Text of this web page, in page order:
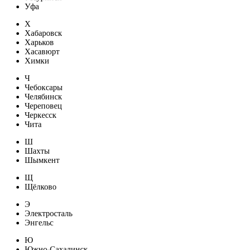
Уфа
Х
Хабаровск
Харьков
Хасавюрт
Химки
Ч
Чебоксары
Челябинск
Череповец
Черкесск
Чита
Ш
Шахты
Шымкент
Щ
Щёлково
Э
Электросталь
Энгельс
Ю